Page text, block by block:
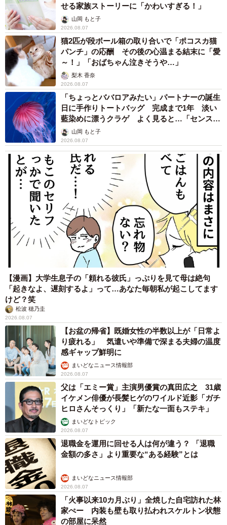
せる家族ストーリーに「かわいすぎる！」
山岡 もと子
2026.08.07
猫2匹が段ボール箱の取り合いで「ポコスカ猫
パンチ」の応酬 その後の心温まる結末に「愛
～！」「おばちゃん泣きそうや…」
梨木 香奈
2026.08.07
「ちょっとババロアみたい」パートナーの誕生
日に手作りトートバッグ 完成まで1年 淡い
藍染めに漂うクラゲ よく見ると…「センスす
ごい」山岡 もと子
2026.08.07
【漫画】大学生息子の「頼れる彼氏」っぷりを見て母は絶句
「起きなよ、遅刻するよ」って…あなた毎朝私が起こしてます
けど？笑
松波 穂乃圭
2026.08.07
【お盆の帰省】既婚女性の半数以上が「日常よ
り疲れる」 気遣いや準備で深まる夫婦の温度
感ギャップ鮮明に
まいどなニュース情報部
2026.08.07
父は「エミー賞」主演男優賞の真田広之 31歳
イケメン俳優が長髪ヒゲのワイルド近影「ガチ
ヒロさんそっくり」「新たな一面もステキ」
まいどなトピック
2026.08.07
退職金を運用に回せる人は何が違う？ 「退職
金額の多さ」より重要な“ある経験”とは
まいどなニュース情報部
2026.08.07
「火事以来10カ月ぶり」全焼した自宅訪れた林
家ぺー 内装も壁も取り払われスケルトン状態
の部屋に呆然